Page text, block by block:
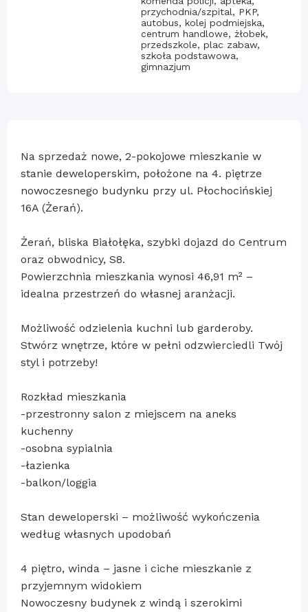
przychodnia/szpital, PKP,
autobus, kolej podmiejska,
centrum handlowe, żłobek,
przedszkole, plac zabaw,
szkoła podstawowa,
gimnazjum
Na sprzedaż nowe, 2-pokojowe mieszkanie w
stanie deweloperskim, położone na 4. piętrze
nowoczesnego budynku przy ul. Płochocińskiej
16A (Żerań).
Żerań, bliska Białołęka, szybki dojazd do Centrum
oraz obwodnicy, S8.
Powierzchnia mieszkania wynosi 46,91 m² –
idealna przestrzeń do własnej aranżacji.
Możliwość odzielenia kuchni lub garderoby.
Stwórz wnętrze, które w pełni odzwierciedli Twój
styl i potrzeby!
Rozkład mieszkania
-przestronny salon z miejscem na aneks
kuchenny
-osobna sypialnia
-łazienka
-balkon/loggia
Stan deweloperski – możliwość wykończenia
według własnych upodobań
4 piętro, winda – jasne i ciche mieszkanie z
przyjemnym widokiem
Nowoczesny budynek z windą i szerokimi